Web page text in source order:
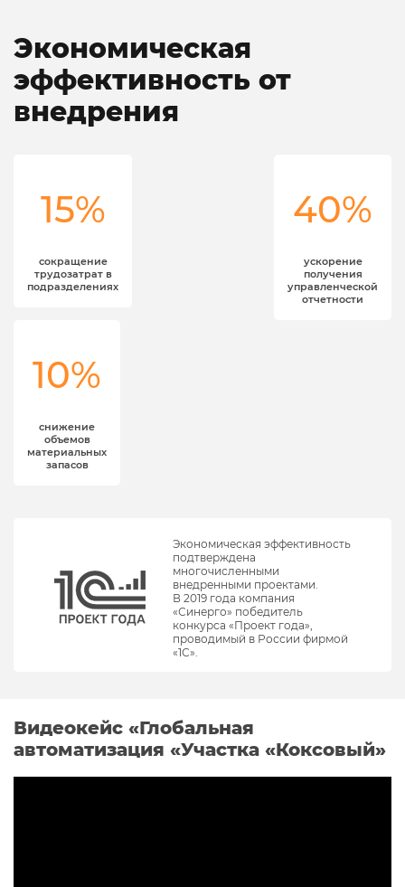
Экономическая
эффективность от
внедрения
15%
сокращение
трудозатрат в
подразделениях
40%
ускорение
получения
управленческой
отчетности
10%
снижение
объемов
материальных
запасов
Экономическая эффективность
подтверждена
многочисленными
внедренными проектами.
В 2019 года компания
«Синерго» победитель
конкурса «Проект года»,
проводимый в России фирмой
«1С».
Видеокейс «Глобальная
автоматизация «Участка «Коксовый»